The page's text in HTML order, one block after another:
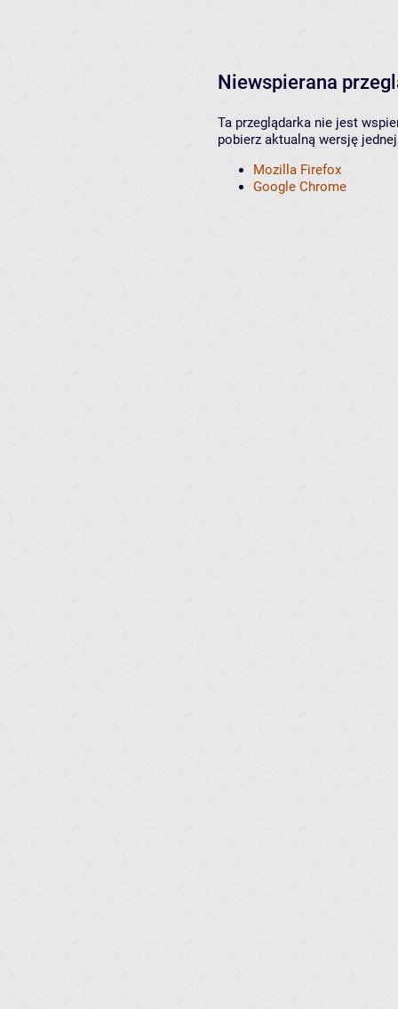
Niewspierana
Ta przeglądarka nie jest
pobierz aktualną wersję
Mozilla Firefox
Google Chrome